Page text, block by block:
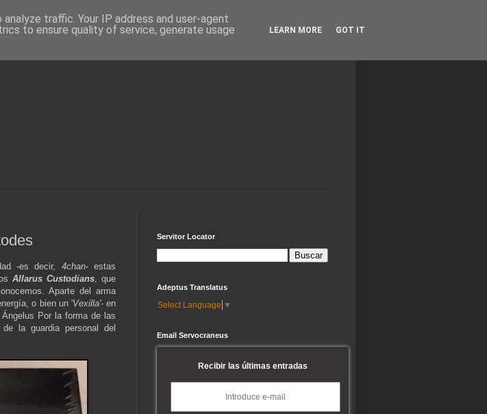
-es decir, 4chan- estas
Allarus Custodians, que
Aparte del arma
o bien un 'Vexilla'- en
Por la forma de las
de la guardia personal del
Servitor Locator
Adeptus Translatus
Select Language ▼
Email Servocraneus
Recibir las últimas entradas
traffic. Your IP address and user-agent
to ensure quality of service, generate usage
LEARN MORE GOT IT